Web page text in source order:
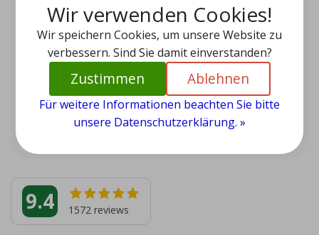
Auf Lager (1)
Menge - +
Zum Warenkorb hinzufügen
Zur Wunschliste hinzufügen
9.4 1572 reviews
Wir verwenden Cookies!
Wir speichern Cookies, um unsere Website zu
verbessern. Sind Sie damit einverstanden?
Zustimmen Ablehnen
Für weitere Informationen beachten Sie bitte
unsere Datenschutzerklärung. »